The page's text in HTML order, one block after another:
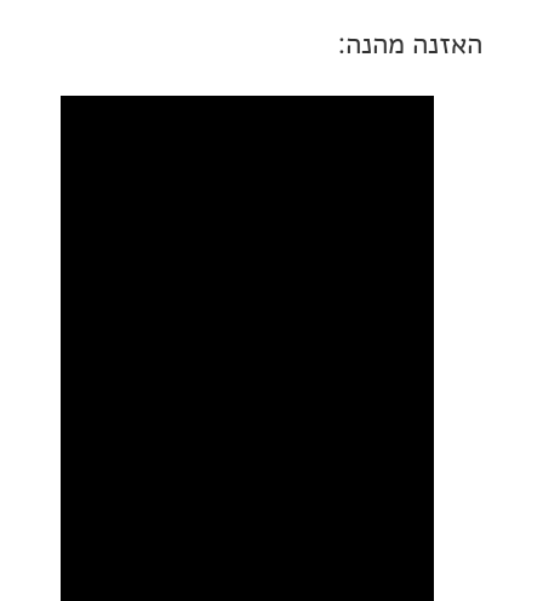
מהנה: